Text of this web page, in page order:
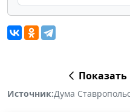
Источник:Дума